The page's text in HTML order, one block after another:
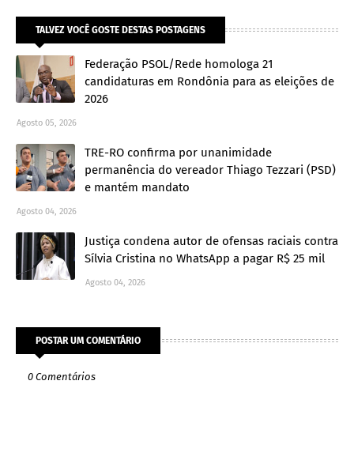
TALVEZ VOCÊ GOSTE DESTAS POSTAGENS
Federação PSOL/Rede homologa 21
candidaturas em Rondônia para as eleições de
2026
Agosto 05, 2026
TRE-RO confirma por unanimidade
permanência do vereador Thiago Tezzari (PSD)
e mantém mandato
Agosto 04, 2026
Justiça condena autor de ofensas raciais contra
Sílvia Cristina no WhatsApp a pagar R$ 25 mil
Agosto 04, 2026
POSTAR UM COMENTÁRIO
0 Comentários